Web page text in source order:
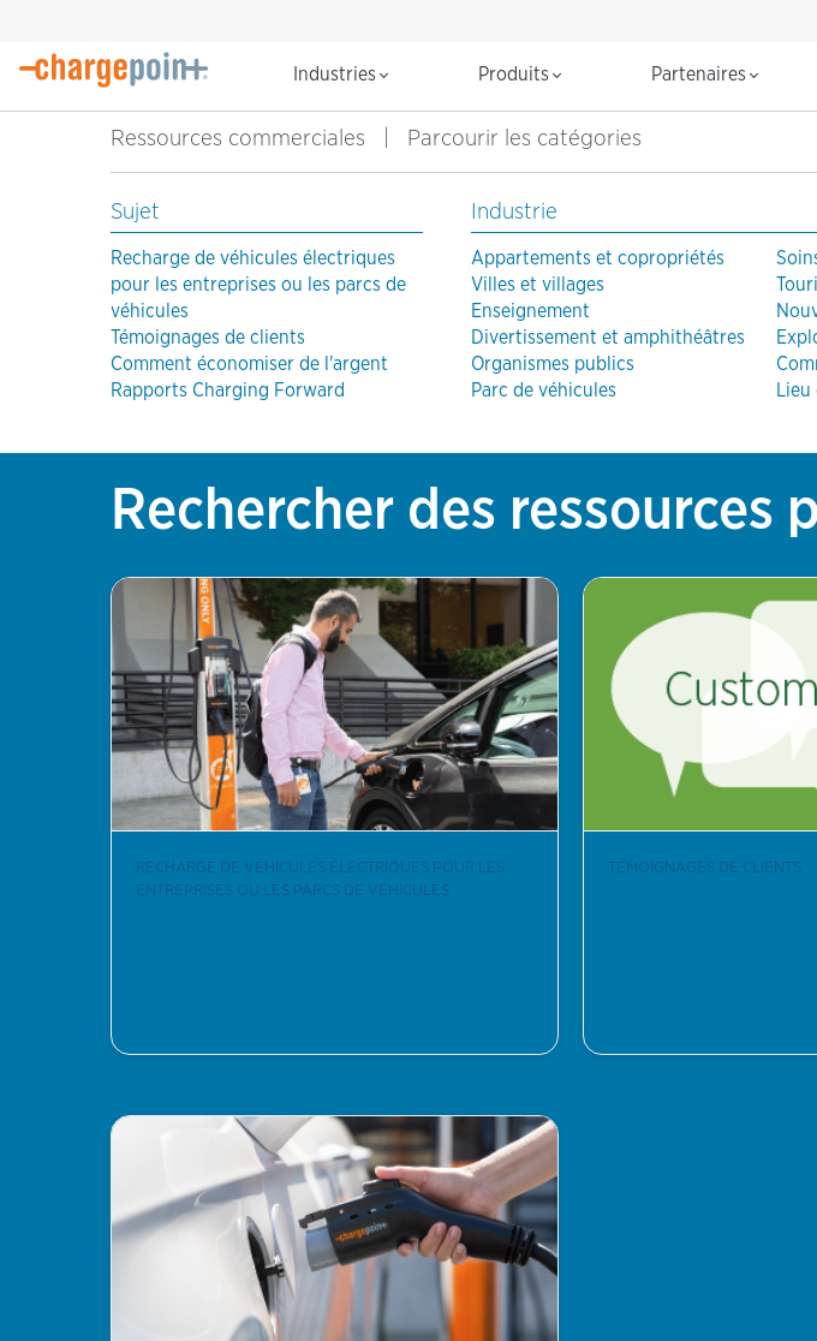
Industries Produits Partenaires
Ressources commerciales Parcourir les catégories
Sujet
Recharge de véhicules électriques
pour les entreprises ou les parcs de
véhicules
Témoignages de clients
Comment économiser de l'argent
Rapports Charging Forward
Industrie
Appartements et copropriétés
Villes et villages
Enseignement
Divertissement et amphithéâtres
Organismes publics
Parc de véhicules
Lieu
Rechercher des ressources
RECHARGE DE VÉHICULES ÉLECTRIQUES POUR LES
ENTREPRISES OU LES PARCS DE VÉHICULES
TÉMOIGNAGES DE CLIENTS